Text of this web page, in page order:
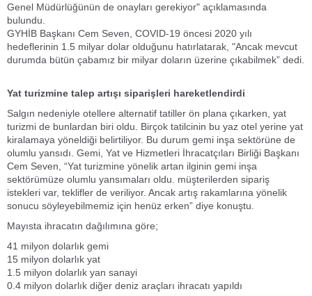
Genel Müdürlüğünün de onayları gerekiyor" açıklamasında
bulundu.
GYHİB Başkanı Cem Seven, COVID-19 öncesi 2020 yılı
hedeflerinin 1.5 milyar dolar olduğunu hatırlatarak, "Ancak mevcut
durumda bütün çabamız bir milyar doların üzerine çıkabilmek” dedi.
Yat turizmine talep artışı siparişleri hareketlendirdi
Salgın nedeniyle otellere alternatif tatiller ön plana çıkarken, yat
turizmi de bunlardan biri oldu. Birçok tatilcinin bu yaz otel yerine yat
kiralamaya yöneldiği belirtiliyor. Bu durum gemi inşa sektörüne de
olumlu yansıdı. Gemi, Yat ve Hizmetleri İhracatçıları Birliği Başkanı
Cem Seven, “Yat turizmine yönelik artan ilginin gemi inşa
sektörümüze olumlu yansımaları oldu. müşterilerden sipariş
istekleri var, teklifler de veriliyor. Ancak artış rakamlarına yönelik
sonucu söyleyebilmemiz için henüz erken” diye konuştu.
Mayısta ihracatın dağılımına göre;
41 milyon dolarlık gemi
15 milyon dolarlık yat
1.5 milyon dolarlık yan sanayi
0.4 milyon dolarlık diğer deniz araçları ihracatı yapıldı